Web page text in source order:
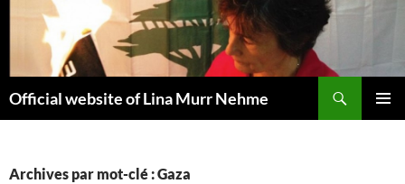
contenu
Official website of Lina Murr Nehme
Archives par mot-clé : Gaza